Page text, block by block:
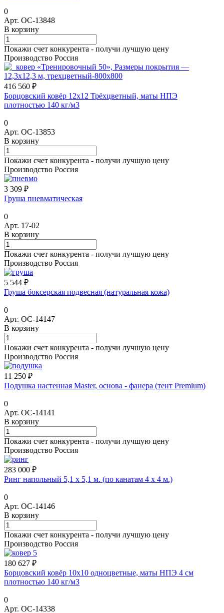
0
Арт. ОС-13848
В корзину
Покажи счет конкурента - получи лучшую цену
Производство Россия
416 560 ₽
Борцовский ковёр 12х12 Трёхцветный, маты НПЭ
плотностью 140 кг/м3
0
Арт. ОС-13853
В корзину
Покажи счет конкурента - получи лучшую цену
Производство Россия
3 309 ₽
Груша пневматическая
0
Арт. 17-02
В корзину
Покажи счет конкурента - получи лучшую цену
Производство Россия
5 544 ₽
Груша боксерская подвесная (натуральная кожа)
0
Арт. ОС-14147
В корзину
Покажи счет конкурента - получи лучшую цену
Производство Россия
11 250 ₽
Подушка настенная Мaster, основа - фанера (тент Premium)
0
Арт. ОС-14141
В корзину
Покажи счет конкурента - получи лучшую цену
Производство Россия
283 000 ₽
Ринг напольный 5,1 х 5,1 м. (по канатам 4 х 4 м.)
0
Арт. ОС-14146
В корзину
Покажи счет конкурента - получи лучшую цену
Производство Россия
180 627 ₽
Борцовский ковёр 10х10 одноцветные, маты НПЭ 4 см
плотностью 140 кг/м3
0
Арт. ОС-14338